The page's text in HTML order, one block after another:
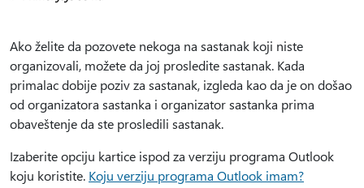
Ako želite da pozovete nekoga na sastanak koji niste
organizovali, možete da joj prosledite sastanak. Kada
primalac dobije poziv za sastanak, izgleda kao da je on došao
od organizatora sastanka i organizator sastanka prima
obaveštenje da ste prosledili sastanak.
Izaberite opciju kartice ispod za verziju programa Outlook
koju koristite. Koju verziju programa Outlook imam?